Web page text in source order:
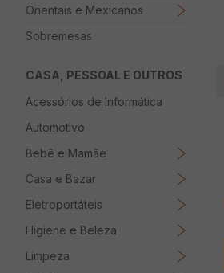
Orientais e Mexicanos
Sobremesas
CASA, PESSOAL E OUTROS
Acessórios de Informática
Automotivo
Bebê e Mamãe
Casa e Bazar
Eletroportáteis
Higiene e Beleza
Limpeza